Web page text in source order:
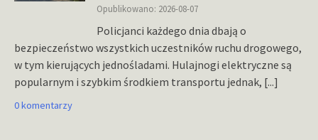
Opublikowano: 2026-08-07
Policjanci każdego dnia dbają o
bezpieczeństwo wszystkich uczestników ruchu drogowego,
w tym kierujących jednośladami. Hulajnogi elektryczne są
popularnym i szybkim środkiem transportu jednak, [...]
0 komentarzy